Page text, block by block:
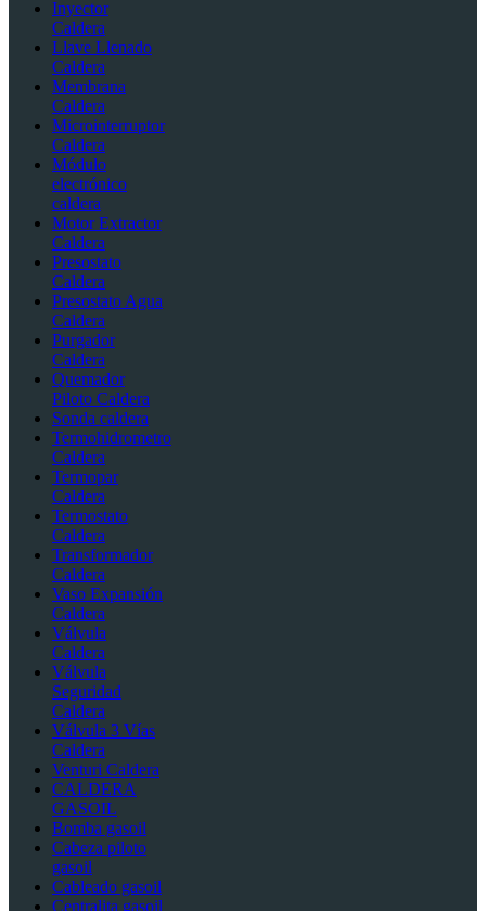
Inyector
Caldera
Llave Llenado
Caldera
Membrana
Caldera
Microinterruptor
Caldera
Módulo
electrónico
caldera
Motor Extractor
Caldera
Presostato
Caldera
Presostato Agua
Caldera
Purgador
Caldera
Quemador
Piloto Caldera
Sonda caldera
Termohidrometro
Caldera
Termopar
Caldera
Termostato
Caldera
Transformador
Caldera
Vaso Expansión
Caldera
Válvula
Caldera
Válvula
Seguridad
Caldera
Válvula 3 Vías
Caldera
Venturi Caldera
CALDERA
GASOIL
Bomba gasoil
Cabeza piloto
gasoil
Cableado gasoil
Centralita gasoil